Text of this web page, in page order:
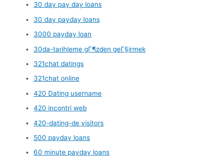
30 day pay day loans
30 day payday loans
3000 payday loan
30da-tarihleme gГ¶zden geГ§irmek
321chat datings
321chat online
420 Dating username
420 incontri web
420-dating-de visitors
500 payday loans
60 minute payday loans